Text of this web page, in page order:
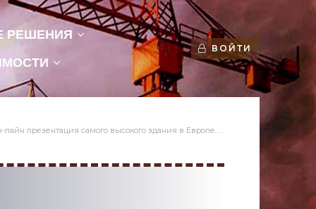
РЕШЕНИЯ
ВОЙТИ
самого высокого здания в Европе. - «Новости компаний»